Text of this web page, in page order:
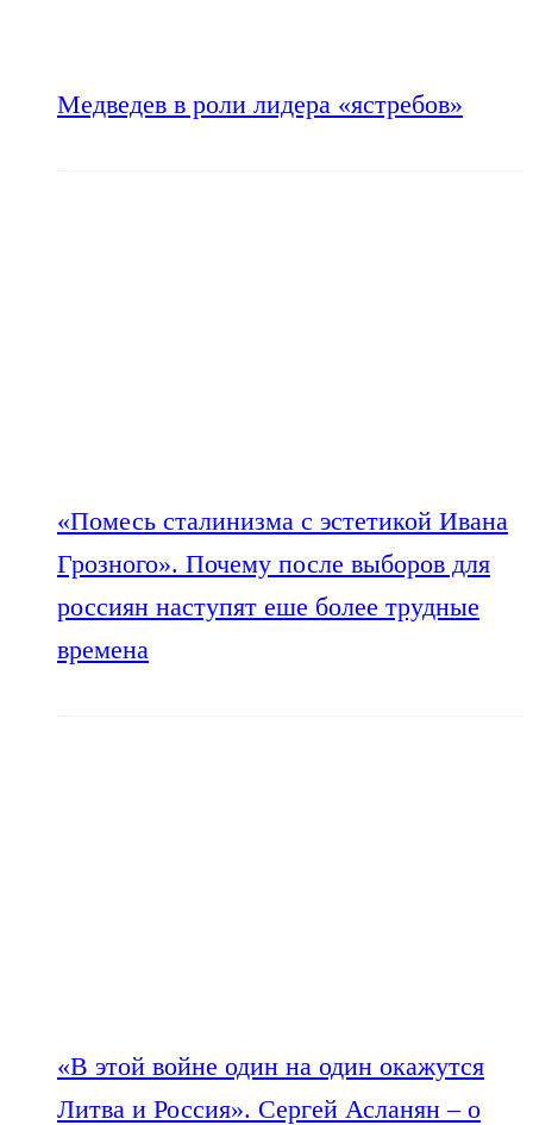
Медведев в роли лидера «ястребов»
«Помесь сталинизма с эстетикой Ивана
Грозного». Почему после выборов для
россиян наступят еше более трудные
времена
«В этой войне один на один окажутся
Литва и Россия». Сергей Асланян – о